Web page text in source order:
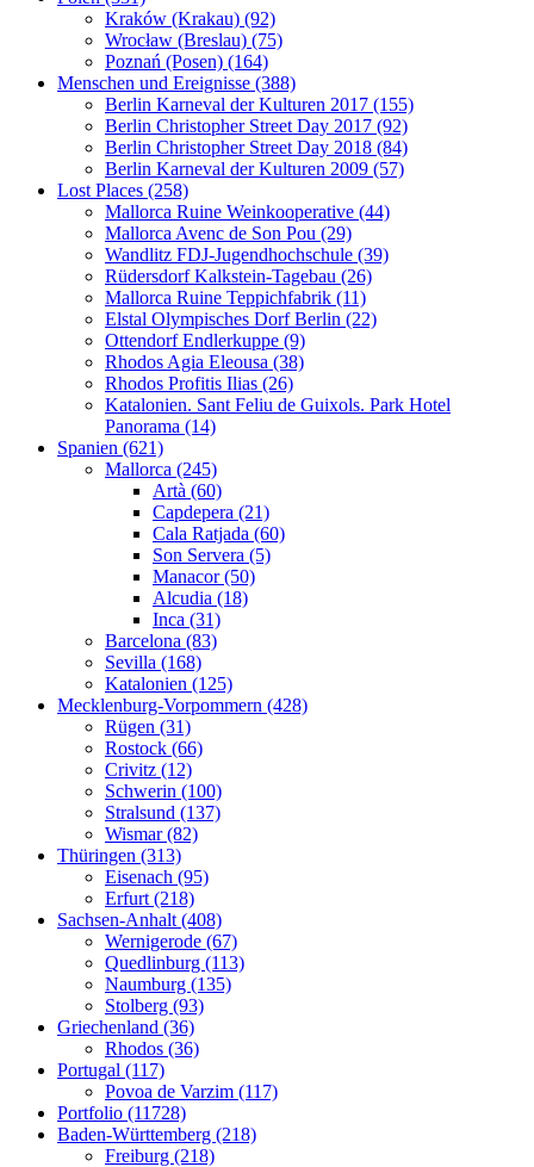
Kraków (Krakau) (92)
Wrocław (Breslau) (75)
Poznań (Posen) (164)
Menschen und Ereignisse (388)
Berlin Karneval der Kulturen 2017 (155)
Berlin Christopher Street Day 2017 (92)
Berlin Christopher Street Day 2018 (84)
Berlin Karneval der Kulturen 2009 (57)
Lost Places (258)
Mallorca Ruine Weinkooperative (44)
Mallorca Avenc de Son Pou (29)
Wandlitz FDJ-Jugendhochschule (39)
Rüdersdorf Kalkstein-Tagebau (26)
Mallorca Ruine Teppichfabrik (11)
Elstal Olympisches Dorf Berlin (22)
Ottendorf Endlerkuppe (9)
Rhodos Agia Eleousa (38)
Rhodos Profitis Ilias (26)
Katalonien. Sant Feliu de Guixols. Park Hotel
Panorama (14)
Spanien (621)
Mallorca (245)
Artà (60)
Capdepera (21)
Cala Ratjada (60)
Son Servera (5)
Manacor (50)
Alcudia (18)
Inca (31)
Barcelona (83)
Sevilla (168)
Katalonien (125)
Mecklenburg-Vorpommern (428)
Rügen (31)
Rostock (66)
Crivitz (12)
Schwerin (100)
Stralsund (137)
Wismar (82)
Thüringen (313)
Eisenach (95)
Erfurt (218)
Sachsen-Anhalt (408)
Wernigerode (67)
Quedlinburg (113)
Naumburg (135)
Stolberg (93)
Griechenland (36)
Rhodos (36)
Portugal (117)
Povoa de Varzim (117)
Portfolio (11728)
Baden-Württemberg (218)
Freiburg (218)